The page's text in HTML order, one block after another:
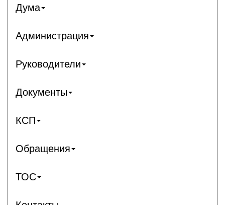
Дума
Администрация
Руководители
Документы
КСП
Обращения
ТОС